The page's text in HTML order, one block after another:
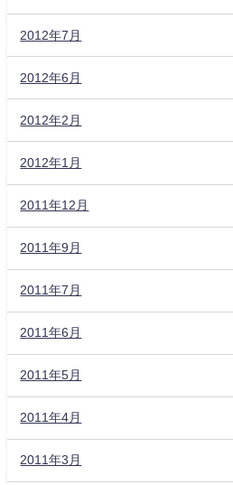
2012年7月
2012年6月
2012年2月
2012年1月
2011年12月
2011年9月
2011年7月
2011年6月
2011年5月
2011年4月
2011年3月